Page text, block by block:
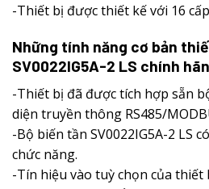
-Thiết bị được thiết kế với 16
Những tính năng cơ bản
SV0022IG5A-2 LS chính
-Thiết bị đã được tích hợp sẵn
diện truyền thông RS485/
-Bộ biến tần SV0022IG5A-2 LS
chức năng.
-Tín hiệu vào tuỳ chọn của thiết